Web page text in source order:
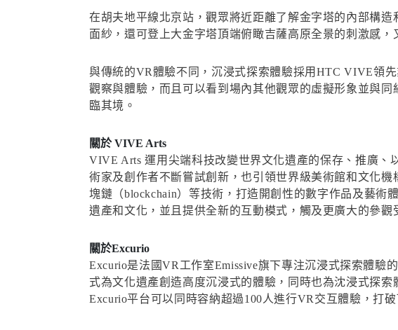
在胡夫地平線北京站，觀眾將近距離了解金字塔的內部構
面紗，還可登上大金字塔頂端俯瞰吉薩高原全景的刺激感
與傳統的VR體驗不同，沉浸式探索體驗採用HTC VIVE領
觀察與體驗，而且可以看到場內其他觀眾的虛擬形象並與
臨其境。
關於 VIVE Arts
VIVE Arts 運用尖端科技改變世界文化遺產的保存、推廣
術家及創作者不斷嘗試創新，也引領世界級美術館和文化
塊鏈（blockchain）等技術，打造開創性的數字作品及藝
遺產和文化，並且提供全新的互動模式，觸及更廣大的參觀
關於Excurio
Excurio是法國VR工作室Emissive旗下專注沉浸式探索體驗
式為文化遺產創造高度沉浸式的體驗，同時也為沈浸式探
Excurio平台可以同時容納超過100人進行VR交互體驗，打破